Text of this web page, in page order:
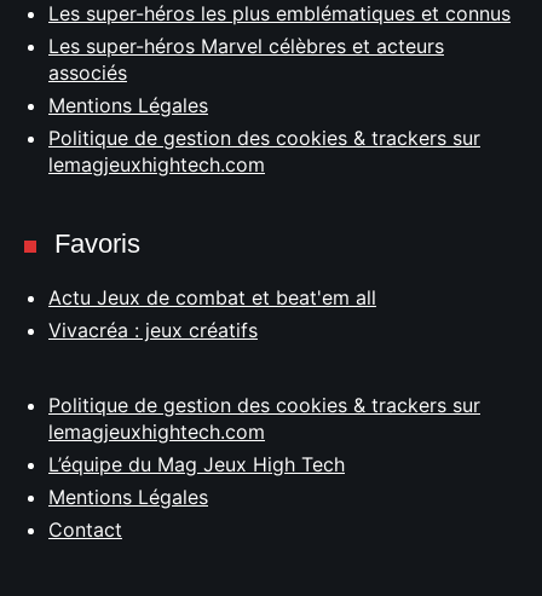
Les super-héros les plus emblématiques et connus
Les super-héros Marvel célèbres et acteurs
associés
Mentions Légales
Politique de gestion des cookies & trackers sur
lemagjeuxhightech.com
Favoris
Actu Jeux de combat et beat'em all
Vivacréa : jeux créatifs
Politique de gestion des cookies & trackers sur
lemagjeuxhightech.com
L’équipe du Mag Jeux High Tech
Mentions Légales
Contact